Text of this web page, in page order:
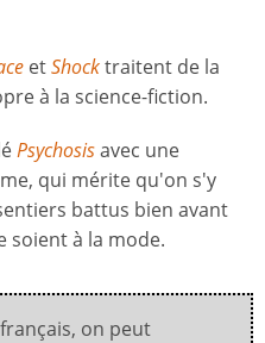
etShocktraitent de la
à la science-fiction.
Psychosisavec une
qui mérite qu'on s'y
battus bien avant
soient à la mode.
on peut